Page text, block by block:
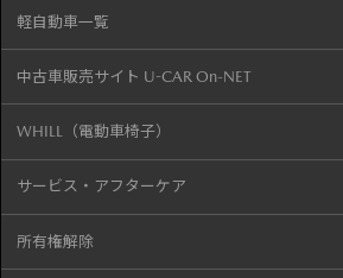
軽自動車一覧
中古車販売サイト U-CAR On-NET
WHILL（電動車椅子）
サービス・アフターケア
所有権解除